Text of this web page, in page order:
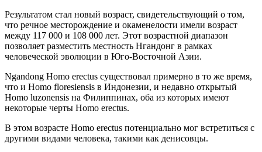
Результатом стал новый возраст, свидетельствующий о том,
что речное месторождение и окаменелости имели возраст
между 117 000 и 108 000 лет. Этот возрастной диапазон
позволяет разместить местность Нгандонг в рамках
человеческой эволюции в Юго-Восточной Азии.
Ngandong Homo erectus существовал примерно в то же время,
что и Homo floresiensis в Индонезии, и недавно открытый
Homo luzonensis на Филиппинах, оба из которых имеют
некоторые черты Homo erectus.
В этом возрасте Homo erectus потенциально мог встретиться с
другими видами человека, такими как денисовцы.